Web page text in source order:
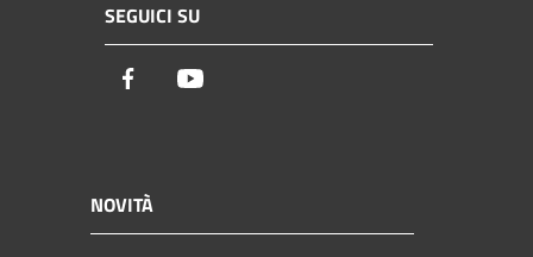
SEGUICI SU
Facebook
NOVITÀ